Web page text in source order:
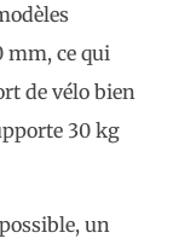
mm, ce qui
de vélo bien
30 kg
un